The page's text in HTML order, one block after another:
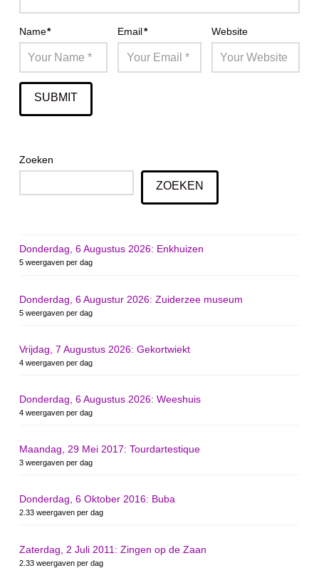
Name* Email* Website
Zoeken
ZOEKEN
Donderdag, 6 Augustus 2026: Enkhuizen
5 weergaven per dag
Donderdag, 6 Augustur 2026: Zuiderzee museum
5 weergaven per dag
Vrijdag, 7 Augustus 2026: Gekortwiekt
4 weergaven per dag
Donderdag, 6 Augustus 2026: Weeshuis
4 weergaven per dag
Maandag, 29 Mei 2017: Tourdartestique
3 weergaven per dag
Donderdag, 6 Oktober 2016: Buba
2.33 weergaven per dag
Zaterdag, 2 Juli 2011: Zingen op de Zaan
2.33 weergaven per dag